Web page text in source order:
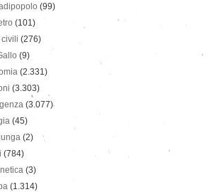
(99)
(101)
civili (276)
(9)
(2.331)
(3.303)
(3.077)
(45)
(2)
(784)
(3)
(1.314)